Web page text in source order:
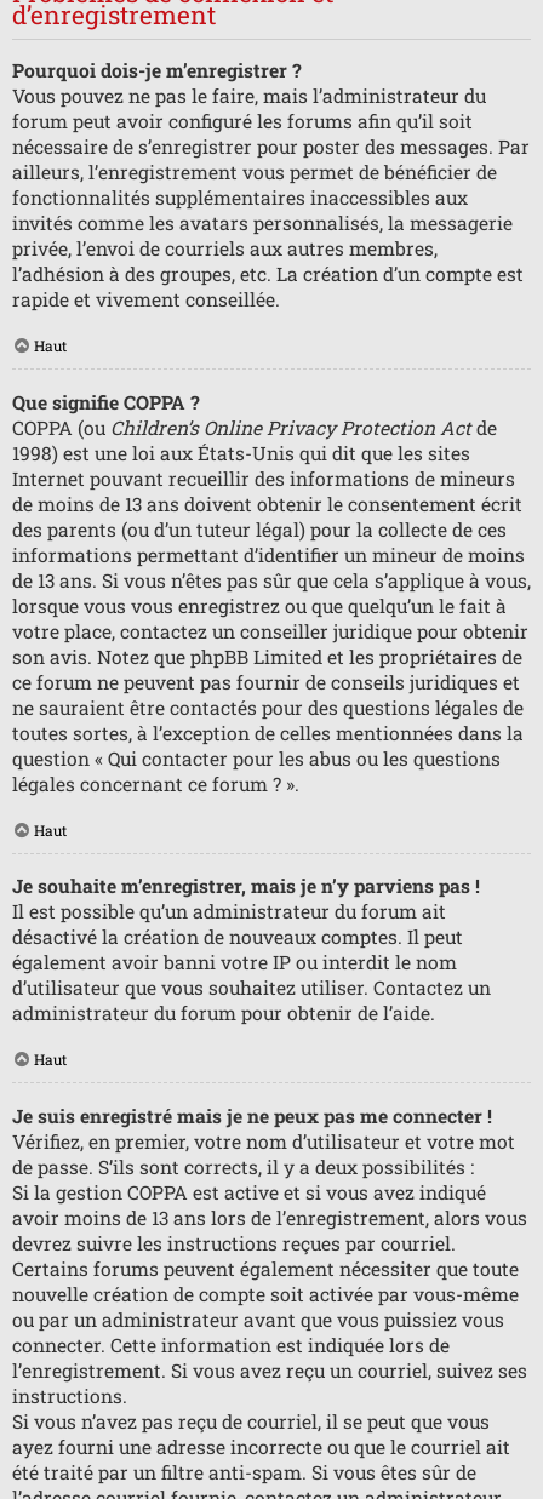
d’enregistrement
Pourquoi dois-je m’enregistrer ?
Vous pouvez ne pas le faire, mais l’administrateur du
forum peut avoir configuré les forums afin qu’il soit
nécessaire de s’enregistrer pour poster des messages. Par
ailleurs, l’enregistrement vous permet de bénéficier de
fonctionnalités supplémentaires inaccessibles aux
invités comme les avatars personnalisés, la messagerie
privée, l’envoi de courriels aux autres membres,
l’adhésion à des groupes, etc. La création d’un compte est
rapide et vivement conseillée.
Haut
Que signifie COPPA ?
COPPA (ou Children’s Online Privacy Protection Actde
1998) est une loi aux États-Unis qui dit que les sites
Internet pouvant recueillir des informations de mineurs
de moins de 13 ans doivent obtenir le consentement écrit
des parents (ou d’un tuteur légal) pour la collecte de ces
informations permettant d’identifier un mineur de moins
de 13 ans. Si vous n’êtes pas sûr que cela s’applique à vous,
lorsque vous vous enregistrez ou que quelqu’un le fait à
votre place, contactez un conseiller juridique pour obtenir
son avis. Notez que phpBB Limited et les propriétaires de
ce forum ne peuvent pas fournir de conseils juridiques et
ne sauraient être contactés pour des questions légales de
toutes sortes, à l’exception de celles mentionnées dans la
question « Qui contacter pour les abus ou les questions
légales concernant ce forum ? ».
Haut
Je souhaite m’enregistrer, mais je n’y parviens pas !
Il est possible qu’un administrateur du forum ait
désactivé la création de nouveaux comptes. Il peut
également avoir banni votre IP ou interdit le nom
d’utilisateur que vous souhaitez utiliser. Contactez un
administrateur du forum pour obtenir de l’aide.
Haut
Je suis enregistré mais je ne peux pas me connecter !
Vérifiez, en premier, votre nom d’utilisateur et votre mot
de passe. S’ils sont corrects, il y a deux possibilités :
Si la gestion COPPA est active et si vous avez indiqué
avoir moins de 13 ans lors de l’enregistrement, alors vous
devrez suivre les instructions reçues par courriel.
Certains forums peuvent également nécessiter que toute
nouvelle création de compte soit activée par vous-même
ou par un administrateur avant que vous puissiez vous
connecter. Cette information est indiquée lors de
l’enregistrement. Si vous avez reçu un courriel, suivez ses
instructions.
Si vous n’avez pas reçu de courriel, il se peut que vous
ayez fourni une adresse incorrecte ou que le courriel ait
été traité par un filtre anti-spam. Si vous êtes sûr de